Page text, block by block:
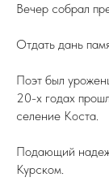
Вечер собрал
Отдать дань
Поэт был
20-х годах
селение Коста.
Подающий
Курском.